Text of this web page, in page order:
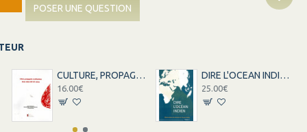
POSER UNE QUESTION
CULTURE, PROPAGANDE ET MILITANTISME
16.00€
DIRE L'OCEAN INDIEN - VOLUME 1 ET 2
25.00€